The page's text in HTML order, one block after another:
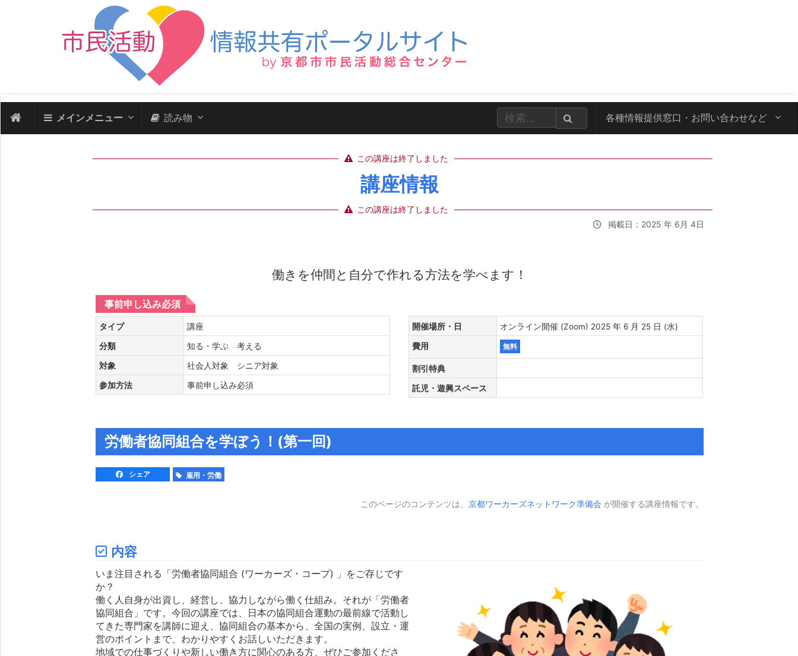
メインメニュー 読み物 各種情報提供窓口・ お問い合わせなど
この講座は終了しました
講座情報
この講座は終了しました
掲載日：2025 年 6月 4日
働きを仲間と自分で作れる方法を学べます！
事前申し込み必須
タイプ 講座
分類 知る・学ぶ 考える
対象 社会人対象 シニア対象
参加方法 事前申し込み必須
開催場所・日 オンライン開催 (Zoom) 2025 年 6 月 25 日 (水)
費用 無料
割引特典
託児・遊興スペース
労働者協同組合を学ぼう！(第一回)
シェア 雇用・労働
このページのコンテンツは、 京都ワーカーズネットワーク準備会 が開催する講座情報です。
内容
いま注目される「労働者協同組合 (ワーカーズ・コープ) 」をご存じです
か？
働く人自身が出資し、経営し、協力しながら働く仕組み。それが「労働者
協同組合」です。今回の講座では、日本の協同組合運動の最前線で活動し
てきた専門家を講師に迎え、協同組合の基本から、全国の実例、設立・運
営のポイントまで、わかりやすくお話しいただきます。
地域での仕事づくりや新しい働き方に関心のある方、ぜひご参加くださ